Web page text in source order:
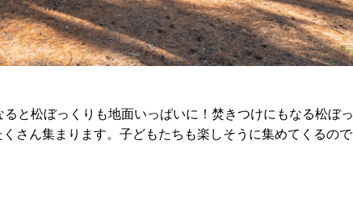
と松ぼっくりも地面いっぱいに！焚きつけにもなる松ぼっ
さん集まります。子どもたちも楽しそうに集めてくるので